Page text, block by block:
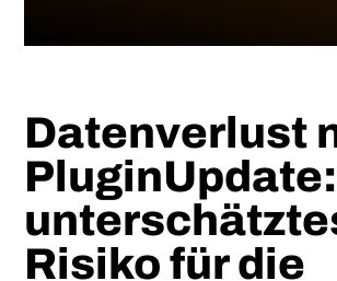
Datenverlust
Risiko für die